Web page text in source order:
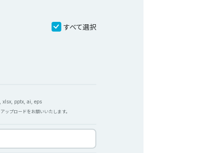
すべて選択
xlsx, pptx, ai, eps
ップロードをお願いいたします。